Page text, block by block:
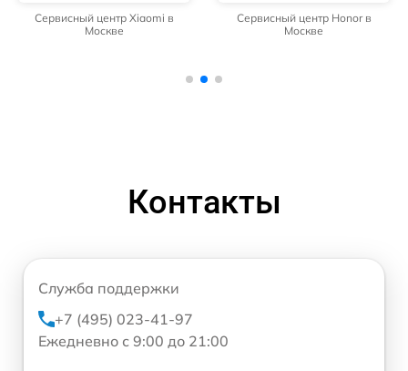
Сервисный центр Xiaomi в
Москве
Сервисный центр Honor в
Москве
Контакты
Служба поддержки
+7 (495) 023-41-97
Ежедневно с 9:00 до 21:00